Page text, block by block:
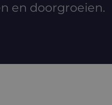
en doorgroeien.